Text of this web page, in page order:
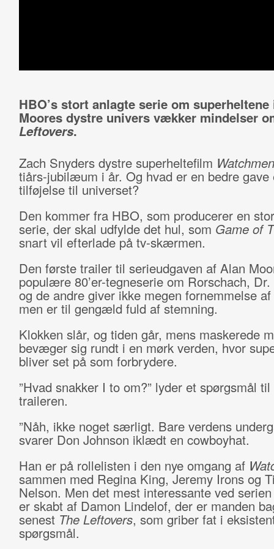
HBO’s stort anlagte serie om
Moores dystre univers vækker mindelser
Leftovers.
Zach Snyders dystre superheltefilm Watchmen
tiårs-jubilæum i år. Og hvad er en bedre gave
tilføjelse til universet?
Den kommer fra HBO, som producerer en
serie, der skal udfylde det hul, som Game of
snart vil efterlade på tv-skærmen.
Den første trailer til serieudgaven af Alan
populære 80’er-tegneserie om Rorschach,
og de andre giver ikke megen fornemmelse
men er til gengæld fuld af stemning.
Klokken slår, og tiden går, mens maskerede
bevæger sig rundt i en mørk verden, hvor
bliver set på som forbrydere.
”Hvad snakker I to om?” lyder et spørgsmål
traileren.
”Nåh, ikke noget særligt. Bare verdens
svarer Don Johnson iklædt en cowboyhat.
Han er på rollelisten i den nye omgang af
sammen med Regina King, Jeremy Irons og
Nelson. Men det mest interessante ved
er skabt af Damon Lindelof, der er manden
senest The Leftovers, som griber fat i
spørgsmål.